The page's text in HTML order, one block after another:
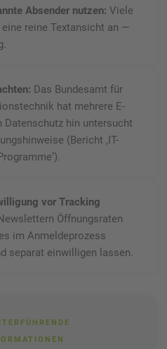
Absender nutzen: Viele
reine Textansicht an —
Das Bundesamt für
hat mehrere E-
Datenschutz hin untersucht
(Bericht ‚IT-
vor Tracking
Öffnungsraten
im Anmeldeprozess
separat einwilligen lassen.